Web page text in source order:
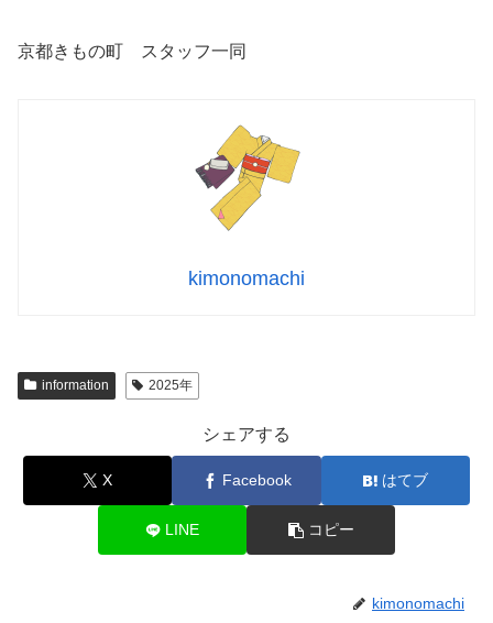
京都きもの町 スタッフ一同
kimonomachi
information 2025年
シェアする
X Facebook はてブ
LINE コピー
kimonomachi